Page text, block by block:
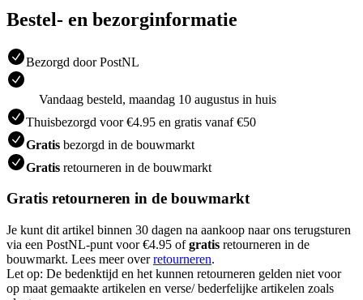
Bestel- en bezorginformatie
Bezorgd door PostNL
Vandaag besteld, maandag 10 augustus in huis
Thuisbezorgd voor €4.95 en gratis vanaf €50
Gratis bezorgd in de bouwmarkt
Gratis retourneren in de bouwmarkt
Gratis retourneren in de bouwmarkt
Je kunt dit artikel binnen 30 dagen na aankoop naar ons terugsturen
via een PostNL-punt voor €4.95 ofgratis retourneren in de
bouwmarkt. Lees meer overretourneren.
Let op: De bedenktijd en het kunnen retourneren gelden niet voor
op maat gemaakte artikelen en verse/ bederfelijke artikelen zoals